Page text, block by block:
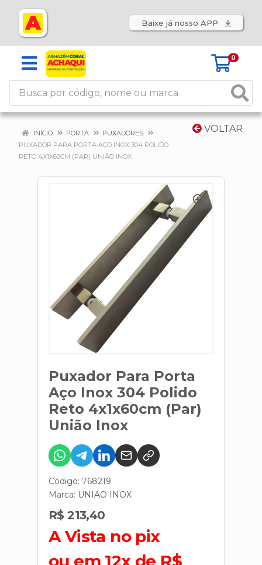
Baixe já nosso APP
0
VOLTAR
INÍCIO PORTA
PUXADORES
PUXADOR PARA PORTA AÇO INOX 304 POLIDO
RETO 4X1X60CM (PAR) UNIÃO INOX
Puxador Para Porta
Aço Inox 304 Polido
Reto 4x1x60cm (Par)
União Inox
Código: 768219
Marca: UNIAO INOX
R$ 213,40
A Vista no pix
ou em 12x de R$